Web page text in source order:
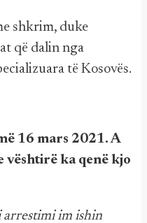
shkrim, duke
që dalin nga
të Kosovës.
16 mars 2021. A
vështirë ka qenë kjo
arrestimi im ishin